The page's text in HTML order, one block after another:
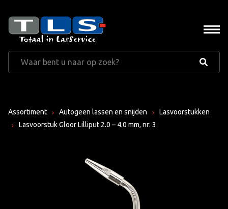
Assortiment Autogeen lassen en snijden
Lasvoorstukken
Lasvoorstuk Gloor Lilliput 2.0 – 4.0 mm, nr: 3